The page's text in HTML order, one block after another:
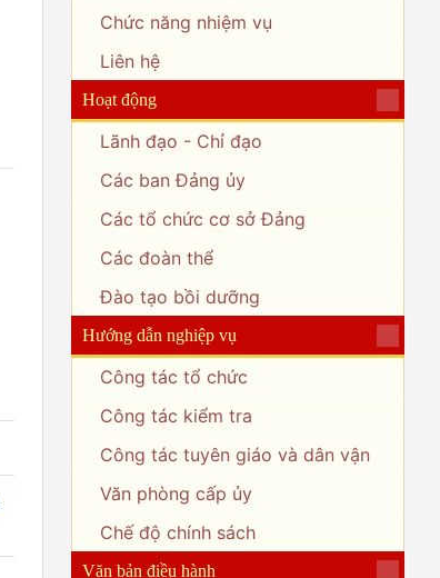
Chức năng nhiệm vụ
Liên hệ
Hoạt động
Lãnh đạo - Chỉ đạo
Các ban Đảng ủy
Các tổ chức cơ sở Đảng
Các đoàn thể
Đào tạo bồi dưỡng
Hướng dẫn nghiệp vụ
Công tác tổ chức
Công tác kiểm tra
Công tác tuyên giáo và dân vận
Văn phòng cấp ủy
Chế độ chính sách
Văn bản điều hành